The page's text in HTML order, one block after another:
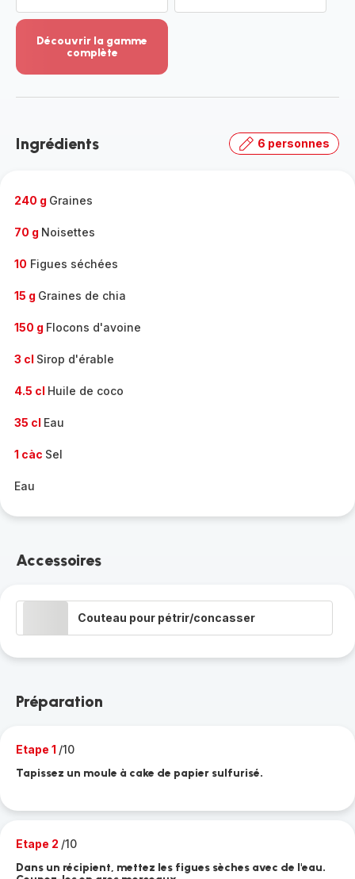
Découvrir la gamme
complète
-
gamme
Ingrédients 6 personnes
240 g Graines
70 g Noisettes
10 Figues séchées
15 g Graines de chia
150 g Flocons d'avoine
3 cl Sirop d'érable
4.5 cl Huile de coco
35 cl Eau
1 càc Sel
Eau
Accessoires
Couteau pour pétrir/concasser
Préparation
Etape 1 /10
Tapissez un moule à cake de papier sulfurisé.
Etape 2 /10
Dans un récipient, mettez les figues sèches avec de l'eau.